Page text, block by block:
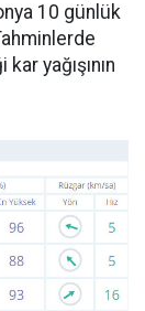
10 günlük
yağışının